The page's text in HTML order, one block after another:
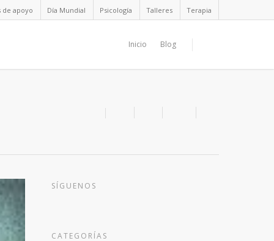
de apoyo Día Mundial Psicología Talleres Terapia
Inicio Blog
SÍGUENOS